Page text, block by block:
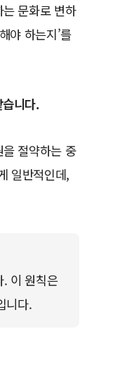
문화로 변하
야 하는지’를
니다.
절약하는 중
일반적인데,
. 이 원칙은
니다.